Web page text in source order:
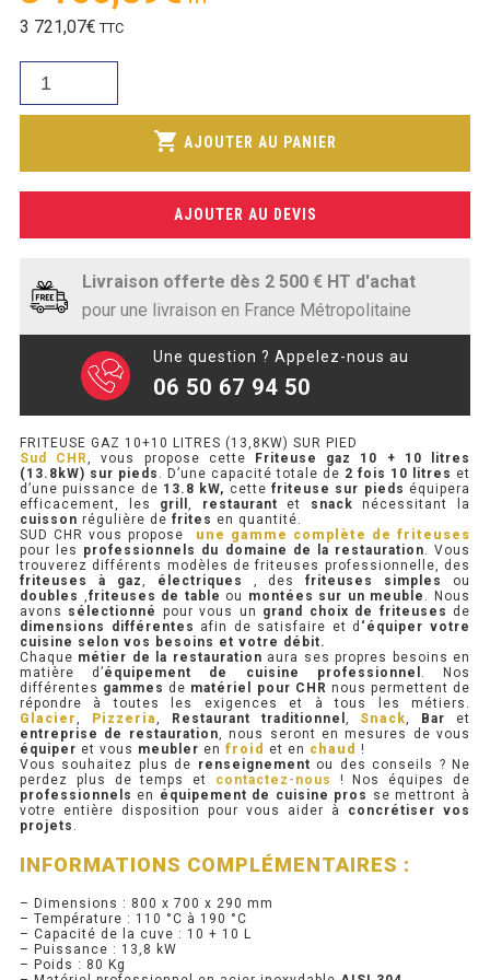
SOUBASSEMENT RÉFRIGÉRÉ
TABLE DE PRÉPARATION COMPACTE
TABLE DE PRÉPARATION 700 / 800
SALADETTE COMPACTE
SALADETTE 800 VITRÉE
MEUBLE À PIZZA
MEUBLE À PIZZA COMPACT
MEUBLE À PIZZA
PRÉSENTOIR À INGRÉDIENTS
PROFONDEUR 300 VITRÉE
PROFONDEUR 400 VITRÉE
PROFONDEUR 300 INOX
PROFONDEUR 400 INOX
ARMOIRE RÉFRIGÉRÉE
RÉFRI / CONGÉL BOULANGERIE
prix
initial
était :
687,85€.
Le
actuel
est :
100,89€.
3 721,07€ TTC
quantité
10
(13.8kW)
sur
shopping_cart AJOUTER AU PANIER
AJOUTER AU DEVIS
Livraison offerte dès 2 500 € HT d'achat
pour une livraison en France Métropolitaine
Une question ? Appelez-nous au
06 50 67 94 50
FRITEUSE GAZ 10+10 LITRES (13,8KW) SUR PIED
Sud CHR, vous propose cette
Friteuse gaz 10 + 10 litres
(13.8kW) sur pieds . D’une capacité totale de 2 fois 10 litres et
d’une puissance de 13.8 kW, cettefriteuse sur pieds équipera
efficacement, les grill, restaurant et snack nécessitant la
cuisson régulière de frites en quantité.
SUD CHR vous propose
une gamme complète de friteuses
pour les professionnels du domaine de la restauration. Vous
trouverez différents modèles de friteuses professionnelle, des
friteuses à gaz, électriques , desfriteuses simples
ou
doubles ,friteuses de table ou montées sur un meuble . Nous
avons sélectionné pour vous un grand choix de friteuses de
dimensions différentes afin de satisfaire et d ‘équiper votre
cuisine selon vos besoins et votre débit.
Chaque métier de la restauration aura ses propres besoins en
matière d’équipement de cuisine professionnel . Nos
différentes gammes de matériel pour CHR nous permettent de
répondre à toutes les exigences et à tous les métiers.
Glacier, Pizzeria, Restaurant traditionnel , Snack, Bar et
entreprise de restauration, nous seront en mesures de vous
équiper et vous meubler en froid et en chaud !
Vous souhaitez plus de renseignement ou des conseils ? Ne
perdez plus de temps et contactez-nous
! Nos équipes de
professionnels en équipement de cuisine pros se mettront à
votre entière disposition pour vous aider à concrétiser vos
projets .
INFORMATIONS COMPLÉMENTAIRES :
– Dimensions : 800 x 700 x 290 mm
– Température : 110 °C à 190 °C
– Capacité de la cuve : 10 + 10 L
– Puissance : 13,8 kW
– Poids : 80 Kg